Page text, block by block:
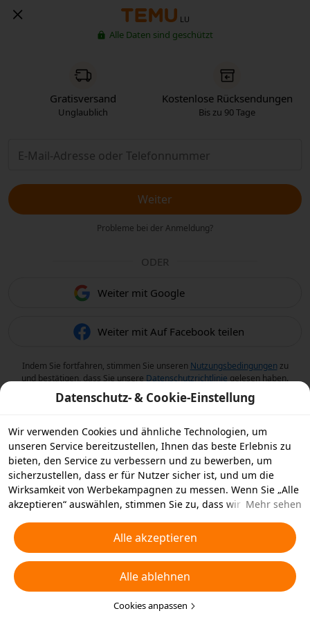
LU
Alle Daten sind geschützt
Gratisversand
Unglaublich
Kostenlose Rücksendungen
Bis zu 90 Tage
Weiter
Probleme bei der Anmeldung?
ODER
Weiter mit Google
Weiter mit Auf Facebook teilen
Indem Sie fortfahren, stimmen Sie unseren Nutzungsbedingungen zu
und bestätigen, dass Sie unsere Datenschutzrichtlinie gelesen haben.
Datenschutz- & Cookie-Einstellung
Wir verwenden Cookies und ähnliche Technologien, um
unseren Service bereitzustellen, Ihnen das beste Erlebnis zu
bieten, den Service zu verbessern und zu bewerben, um
sicherzustellen, dass er für Nutzer sicher ist, und um die
Wirksamkeit von Werbekampagnen zu messen. Wenn Sie „Alle
akzeptieren“ auswählen, stimmen Sie zu, dass wir und die
ähnliche Technologien für Werbezwecke auf Ihrem Gerät
speichern. Alternativ können Sie auch über „Alle ablehnen“
nicht notwendige Cookies ablehnen oder auswählen, welche
Arten von Cookies Sie akzeptieren oder deaktivieren möchten,
indem Sie unten oder jederzeit in Ihren
Datenschutzeinstellungen auf „Cookies anpassen“ klicken.
Mehr sehen
Alle akzeptieren
Alle ablehnen
Cookies anpassen